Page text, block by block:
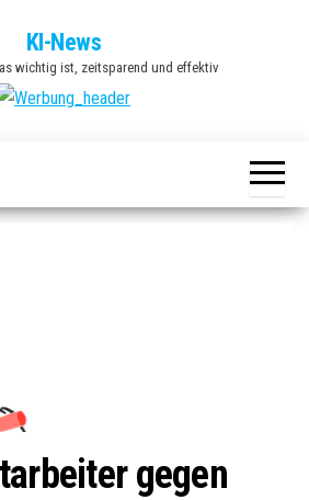
KI-News
wichtig ist, zeitsparend und effektiv
gegen